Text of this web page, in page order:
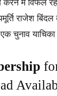
करने में विफल
राजेश बिंदल
चुनाव याचिका